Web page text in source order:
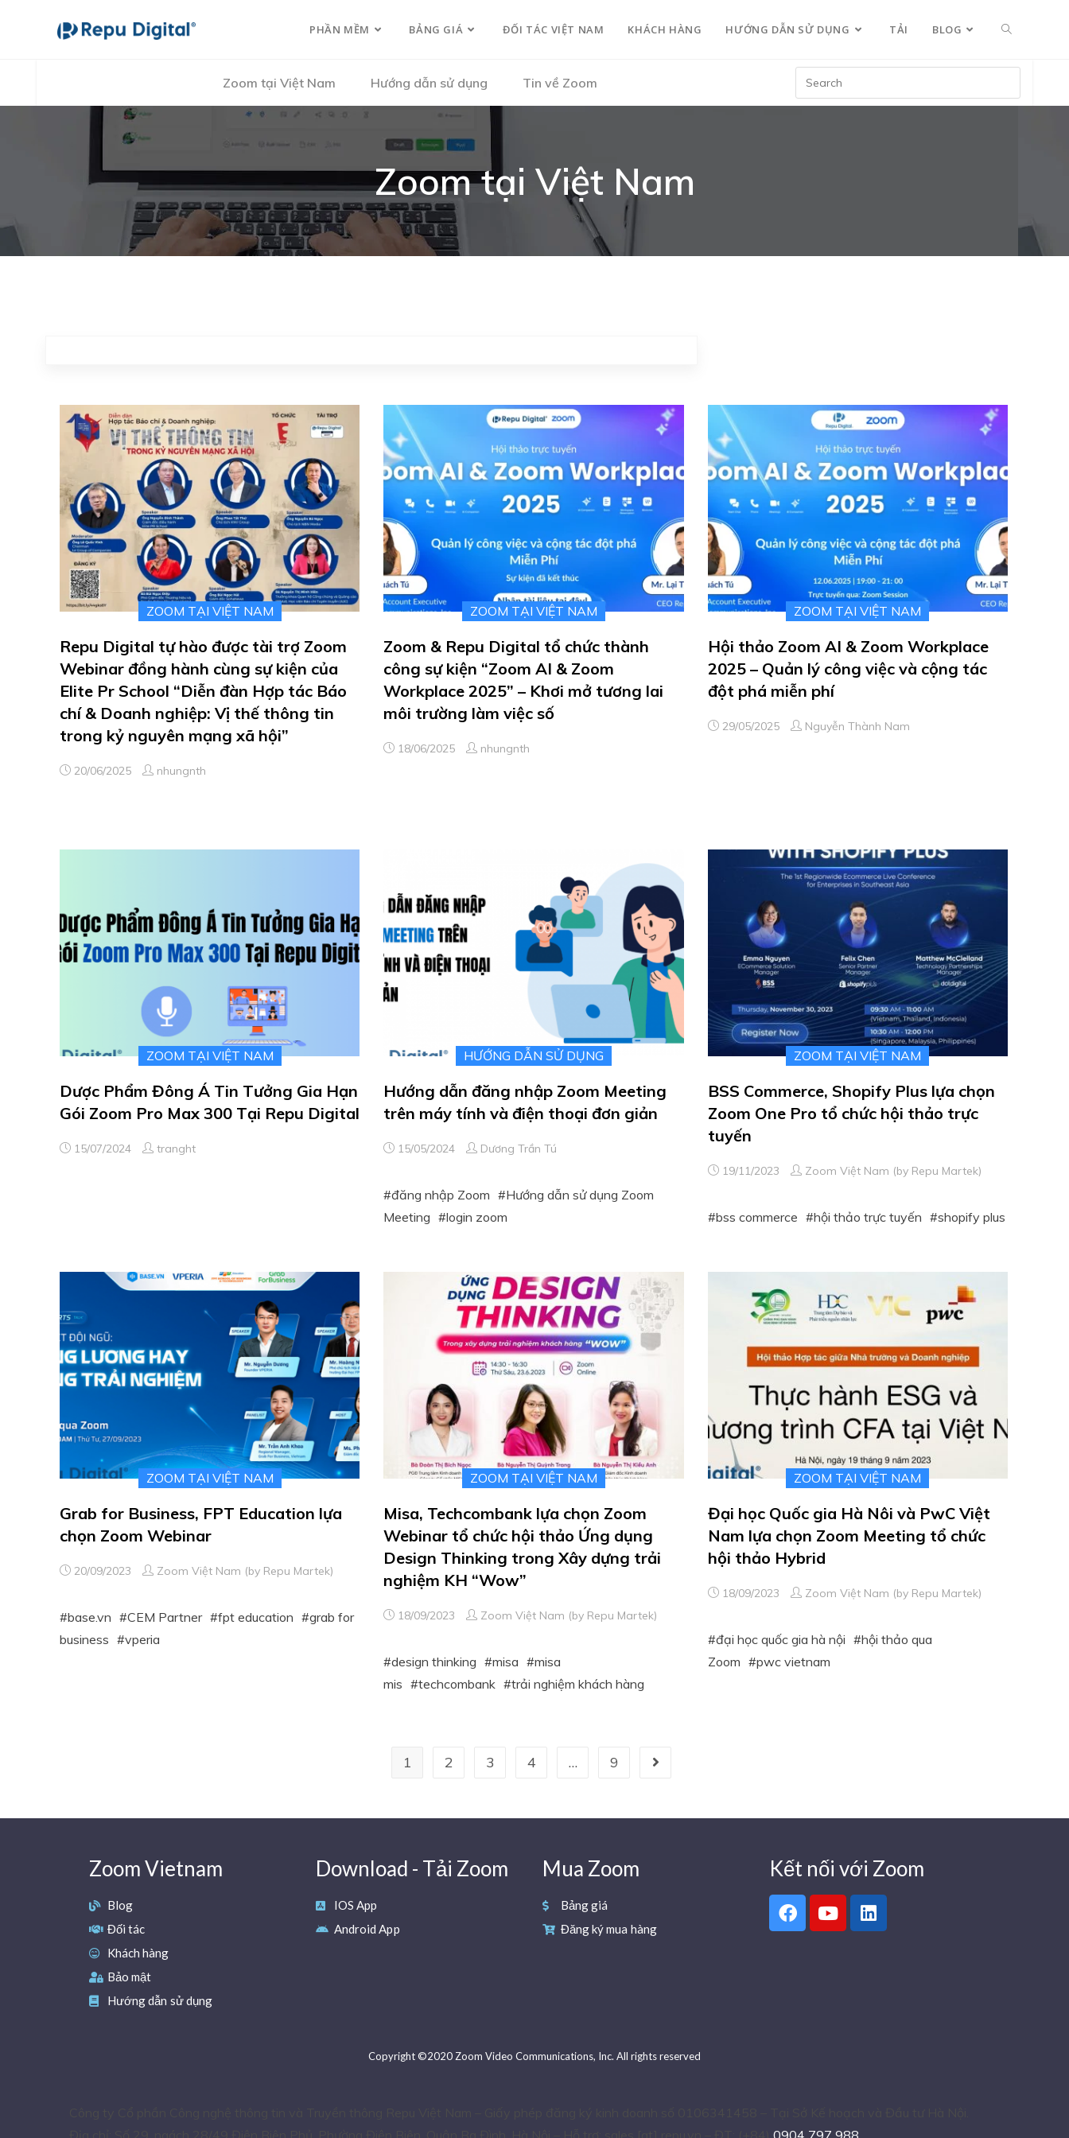
PHẦN MỀM BẢNG GIÁ ĐỐI TÁC VIỆT NAM KHÁCH HÀNG HƯỚNG DẪN SỬ DỤNG TẢI BLOG
Zoom tại Việt Nam Hướng dẫn sử dụng Tin về Zoom
Zoom tại Việt Nam
ZOOM TẠI VIỆT NAM
Repu Digital tự hào được tài trợ Zoom
Webinar đồng hành cùng sự kiện của
Elite Pr School “Diễn đàn Hợp tác Báo
chí & Doanh nghiệp: Vị thế thông tin
trong kỷ nguyên mạng xã hội”
20/06/2025 nhungnth
ZOOM TẠI VIỆT NAM
Zoom & Repu Digital tổ chức thành
công sự kiện “Zoom AI & Zoom
Workplace 2025” – Khơi mở tương lai
môi trường làm việc số
18/06/2025 nhungnth
ZOOM TẠI VIỆT NAM
Hội thảo Zoom AI & Zoom Workplace
2025 – Quản lý công việc và cộng tác
đột phá miễn phí
29/05/2025 Nguyễn Thành Nam
ZOOM TẠI VIỆT NAM
Dược Phẩm Đông Á Tin Tưởng Gia Hạn
Gói Zoom Pro Max 300 Tại Repu Digital
15/07/2024 tranght
HƯỚNG DẪN SỬ DỤNG
Hướng dẫn đăng nhập Zoom Meeting
trên máy tính và điện thoại đơn giản
15/05/2024 Dương Trần Tú
đăng nhập Zoom
Hướng dẫn sử dụng Zoom
Meeting
login zoom
ZOOM TẠI VIỆT NAM
BSS Commerce, Shopify Plus lựa chọn
Zoom One Pro tổ chức hội thảo trực
tuyến
19/11/2023 Zoom Việt Nam (by Repu Martek)
bss commerce hội thảo trực tuyến shopify plus
ZOOM TẠI VIỆT NAM
Grab for Business, FPT Education lựa
chọn Zoom Webinar
20/09/2023 Zoom Việt Nam (by Repu Martek)
base.vn CEM Partner fpt education
grab for
business
vperia
ZOOM TẠI VIỆT NAM
Misa, Techcombank lựa chọn Zoom
Webinar tổ chức hội thảo Ứng dụng
Design Thinking trong Xây dựng trải
nghiệm KH “Wow”
18/09/2023 Zoom Việt Nam (by Repu Martek)
design thinking misa
misa
mis
techcombank trải nghiệm khách hàng
ZOOM TẠI VIỆT NAM
Đại học Quốc gia Hà Nôi và PwC Việt
Nam lựa chọn Zoom Meeting tổ chức
hội thảo Hybrid
18/09/2023 Zoom Việt Nam (by Repu Martek)
đại học quốc gia hà nội
hội thảo qua
Zoom
pwc vietnam
1 2 3 4 … 9
Zoom Vietnam
Blog
Đối tác
Khách hàng
Bảo mật
Hướng dẫn sử dụng
Download - Tải Zoom
IOS App
Android App
Mua Zoom
Bảng giá
Đăng ký mua hàng
Kết nối với Zoom
Copyright ©2020 Zoom Video Communications, Inc. All rights reserved
0904 797 988